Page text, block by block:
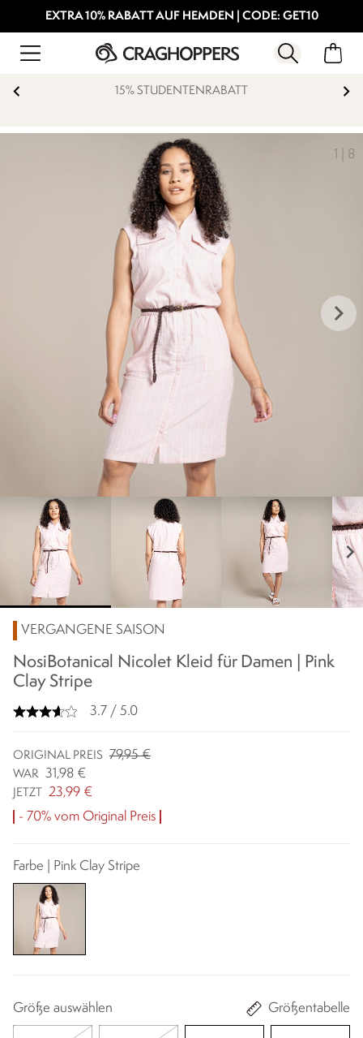
EXTRA 10% RABATT AUF HEMDEN | CODE: GET10
15% STUDENTENRABATT
1 8
keyboard_arrow_right
chevron_right
VERGANGENE SAISON
NosiBotanical Nicolet Kleid für Damen | Pink
Clay Stripe
3.7 / 5.0
ORIGINAL PREIS 79,95 €
WAR 31,98 €
JETZT 23,99 €
- 70% vom Original Preis
Farbe | Pink Clay Stripe
Größe auswählen Größentabelle